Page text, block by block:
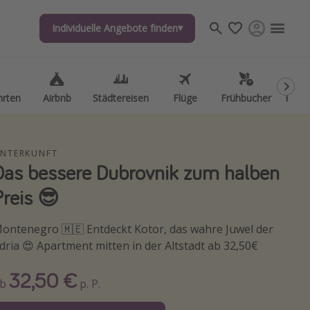
Individuelle Angebote finden
Airbnb Städtereisen Flüge Frühbucher
Individuelle Angebote finden
Airbnb Städtereisen Flüge Frühbucher
bessere Dubrovnik zum halben
😎
🇲🇪 Entdeckt Kotor, das wahre Juwel der
😍 Apartment mitten in der Altstadt ab 32,50€
32,50 € p. P.